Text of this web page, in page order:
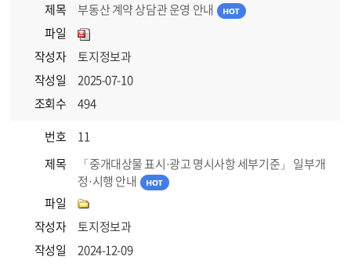
제목
부동산 계약 상담관 운영 안내
파일
작성자
토지정보과
작성일
2025-07-10
조회수
494
번호
11
제목
「중개대상물 표시·광고 명시사항 세부기준」 일부개
정·시행 안내
파일
작성자
토지정보과
작성일
2024-12-09